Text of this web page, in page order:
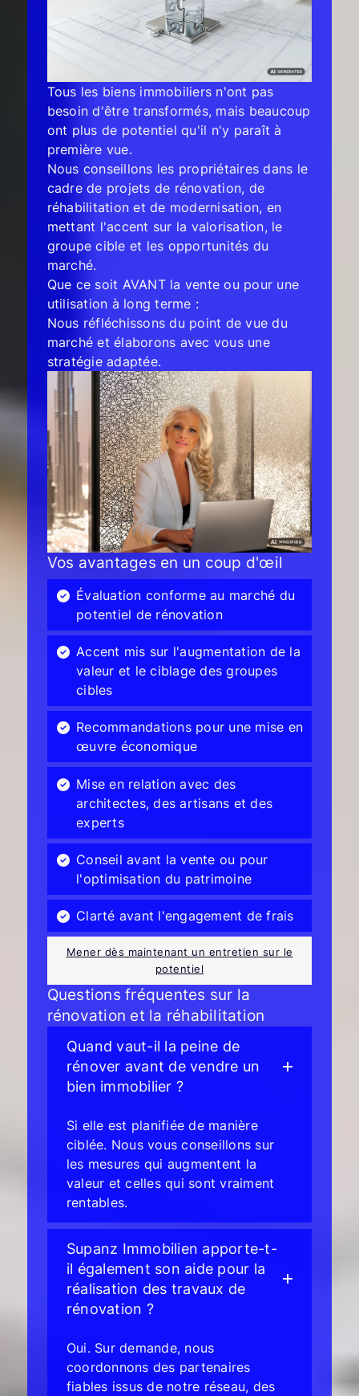
Tous les biens immobiliers n'ont pas
besoin d'être transformés, mais beaucoup
ont plus de potentiel qu'il n'y paraît à
première vue.
Nous conseillons les propriétaires dans le
cadre de projets de rénovation, de
réhabilitation et de modernisation, en
mettant l'accent sur la valorisation, le
groupe cible et les opportunités du
marché.
Que ce soit AVANT la vente ou pour une
utilisation à long terme :
Nous réfléchissons du point de vue du
marché et élaborons avec vous une
stratégie adaptée.
Vos avantages en un coup d'œil
Évaluation conforme au marché du
potentiel de rénovation
Accent mis sur l'augmentation de la
valeur et le ciblage des groupes
cibles
Recommandations pour une mise en
œuvre économique
Mise en relation avec des
architectes, des artisans et des
experts
Conseil avant la vente ou pour
l'optimisation du patrimoine
Clarté avant l'engagement de frais
Mener dès maintenant un entretien sur le
potentiel
Questions fréquentes sur la
rénovation et la réhabilitation
Quand vaut-il la peine de
rénover avant de vendre un
bien immobilier ?
Si elle est planifiée de manière
ciblée. Nous vous conseillons sur
les mesures qui augmentent la
valeur et celles qui sont vraiment
rentables.
Supanz Immobilien apporte-t-
il également son aide pour la
réalisation des travaux de
rénovation ?
Oui. Sur demande, nous
coordonnons des partenaires
fiables issus de notre réseau, des